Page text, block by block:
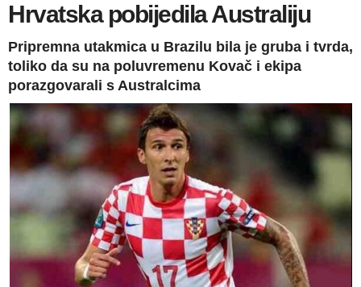
Hrvatska pobijedila Australiju
Pripremna utakmica u Brazilu bila je gruba i tvrda,
toliko da su na poluvremenu Kovač i ekipa
porazgovarali s Australcima